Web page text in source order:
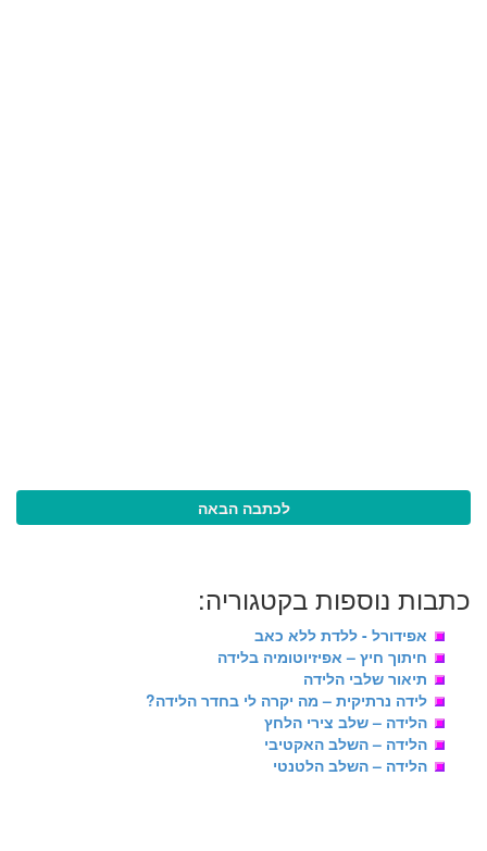
לכתבה הבאה
כתבות נוספות בקטגוריה:
אפידורל - ללדת ללא כאב
חיתוך חיץ – אפיזיוטומיה בלידה
תיאור שלבי הלידה
לידה נרתיקית – מה יקרה לי בחדר הלידה?
הלידה – שלב צירי הלחץ
הלידה – השלב האקטיבי
הלידה – השלב הלטנטי